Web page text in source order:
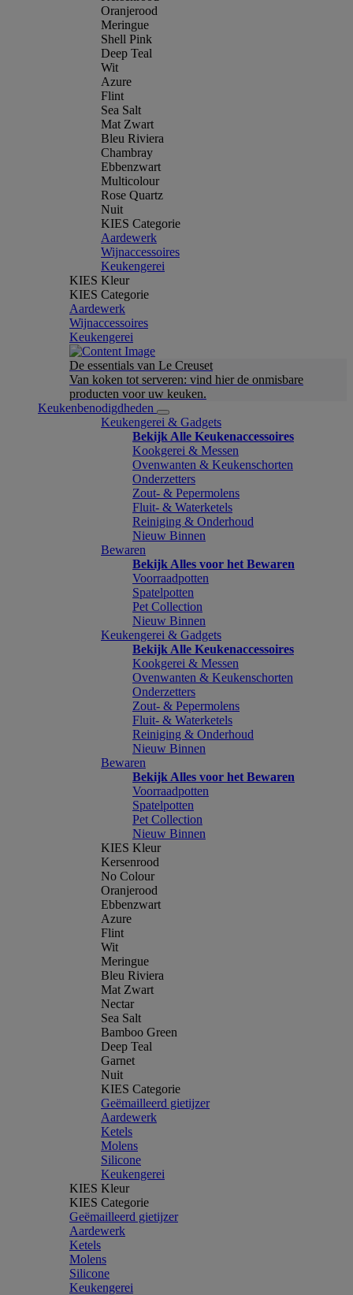
Oranjerood
Meringue
Shell Pink
Deep Teal
Wit
Azure
Flint
Sea Salt
Mat Zwart
Bleu Riviera
Chambray
Ebbenzwart
Multicolour
Rose Quartz
Nuit
KIES Categorie
Aardewerk
Wijnaccessoires
Keukengerei
KIES Kleur
KIES Categorie
Aardewerk
Wijnaccessoires
Keukengerei
De essentials van Le Creuset
Van koken tot serveren: vind hier de onmisbare
producten voor uw keuken.
Keukenbenodigdheden
Keukengerei & Gadgets
Bekijk Alle Keukenaccessoires
Kookgerei & Messen
Ovenwanten & Keukenschorten
Onderzetters
Zout- & Pepermolens
Fluit- & Waterketels
Reiniging & Onderhoud
Nieuw Binnen
Bewaren
Bekijk Alles voor het Bewaren
Voorraadpotten
Spatelpotten
Pet Collection
Nieuw Binnen
Keukengerei & Gadgets
Bekijk Alle Keukenaccessoires
Kookgerei & Messen
Ovenwanten & Keukenschorten
Onderzetters
Zout- & Pepermolens
Fluit- & Waterketels
Reiniging & Onderhoud
Nieuw Binnen
Bewaren
Bekijk Alles voor het Bewaren
Voorraadpotten
Spatelpotten
Pet Collection
Nieuw Binnen
KIES Kleur
Kersenrood
No Colour
Oranjerood
Ebbenzwart
Azure
Flint
Wit
Meringue
Bleu Riviera
Mat Zwart
Nectar
Sea Salt
Bamboo Green
Deep Teal
Garnet
Nuit
KIES Categorie
Geëmailleerd gietijzer
Aardewerk
Ketels
Molens
Silicone
Keukengerei
KIES Kleur
KIES Categorie
Geëmailleerd gietijzer
Aardewerk
Ketels
Molens
Silicone
Keukengerei